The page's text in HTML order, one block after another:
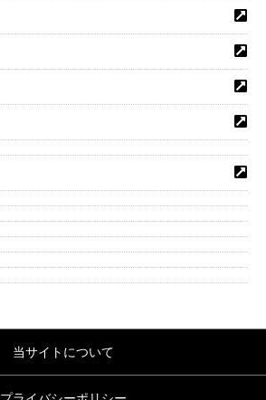
当サイトについて